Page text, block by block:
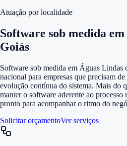
Atuação por localidade
Software sob medida
Goiás
Software sob medida em Águas Lindas
nacional para empresas que precisam
evolução contínua do sistema. Mais do
manter o software aderente ao processo
pronto para acompanhar o ritmo do
Solicitar orçamentoVer serviços